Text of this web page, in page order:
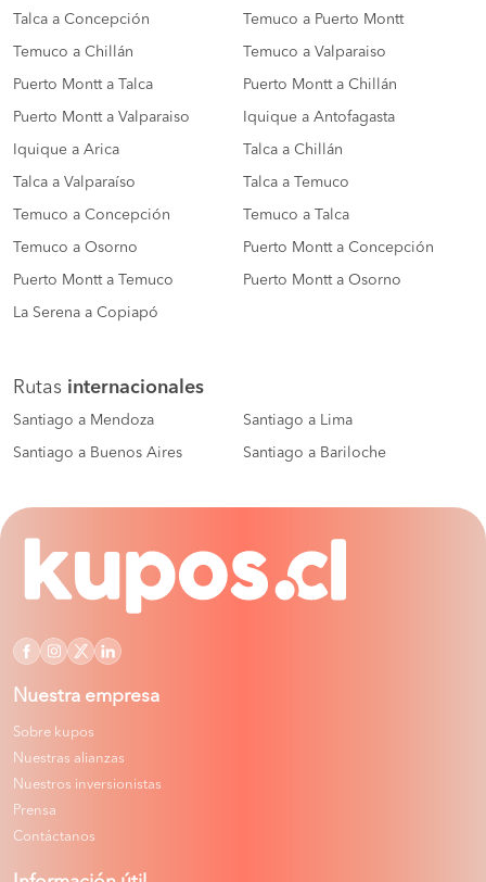
Talca a Concepción Temuco a Puerto Montt
Temuco a Chillán Temuco a Valparaiso
Puerto Montt a Talca Puerto Montt a Chillán
Puerto Montt a Valparaiso Iquique a Antofagasta
Iquique a Arica Talca a Chillán
Talca a Valparaíso Talca a Temuco
Temuco a Concepción Temuco a Talca
Temuco a Osorno Puerto Montt a Concepción
Puerto Montt a Temuco Puerto Montt a Osorno
La Serena a Copiapó
Rutas internacionales
Santiago a Mendoza Santiago a Lima
Santiago a Buenos Aires Santiago a Bariloche
Nuestra empresa
Sobre kupos
Nuestras alianzas
Nuestros inversionistas
Prensa
Contáctanos